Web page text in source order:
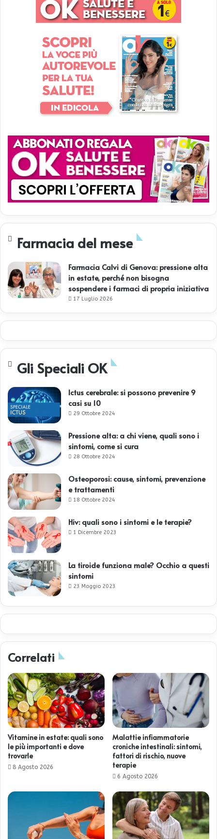
Farmacia del mese
Farmacia Calvi di Genova: pressione alta
in estate, perché non bisogna
sospendere i farmaci di propria iniziativa
17 Luglio 2026
Gli Speciali OK
Ictus cerebrale: si possono prevenire 9
casi su 10
29 Ottobre 2024
Pressione alta: a chi viene, quali sono i
sintomi, come si cura
28 Ottobre 2024
Osteoporosi: cause, sintomi, prevenzione
e trattamenti
18 Ottobre 2024
Hiv: quali sono i sintomi e le terapie?
1 Dicembre 2023
La tiroide funziona male? Occhio a questi
sintomi
23 Maggio 2023
Correlati
Vitamine in estate: quali sono
le più importanti e dove
trovarle
8 Agosto 2026
Malattie infiammatorie
croniche intestinali: sintomi,
fattori di rischio, nuove
terapie
6 Agosto 2026